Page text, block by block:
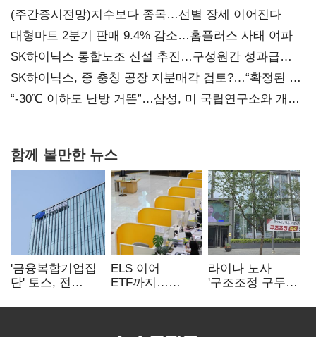
(주간증시전망)지수보다 종목…선별 장세 이어진다
대형마트 2분기 판매 9.4% 감소…홈플러스 사태 여파
SK하이닉스 통합노조 신설 추진…구성원간 성과급
불만 확산
SK하이닉스, 중 충칭 공장 지분매각 검토?…“확정된 바
없어”
“-30℃ 이하도 난방 거뜬”…삼성, 미 국립연구소와 개발
함께 볼만한 뉴스
'금융복합기업집
단' 토스, 전
표준화
ELS 이어
ETF까지…
제동 걸린 은행
라이나 노사
'구조조정 구두